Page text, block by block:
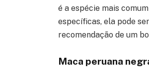
é a espécie mais
específicas, ela pode
recomendação de um
Maca peruana